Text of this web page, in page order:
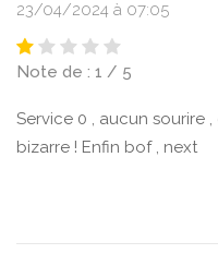
23/04/2024 à 07:05
Note de : 1 / 5
Service 0 , aucun sourire
bizarre ! Enfin bof , next